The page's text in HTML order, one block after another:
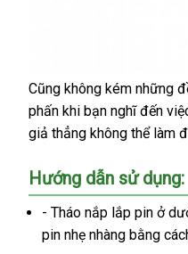
Cũng không kém hỗ
trợ
những
phấn khi bạn nghĩ đến
giả thẳng không thể làm
Hướng dẫn sử dụng:
- Tháo nắp lắp pin ở
pin nhẹ nhàng bằng